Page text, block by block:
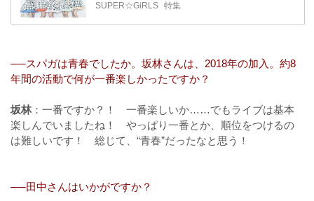
SUPER☆GiRLS 特集
──スパガは青春でしたか。坂林さんは、2018年の加入。約8
年間の活動で何が一番楽しかったですか？
坂林：一番ですか？！ 一番楽しいか……でもライブは基本
楽しんでいましたね！ やっぱり一番とか、順位をつけるの
は難しいです！ 総じて、“青春”だったなと思う！
──田中さんはいかがですか？